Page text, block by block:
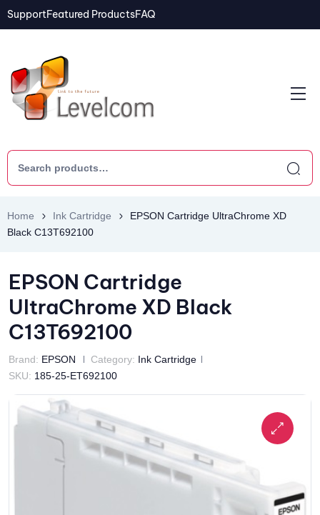
SupportFeatured ProductsFAQ
Home Ink Cartridge
EPSON Cartridge UltraChrome XD
Black C13T692100
EPSON Cartridge
UltraChrome XD Black
C13T692100
Brand: EPSON Category: Ink Cartridge
SKU: 185-25-ET692100